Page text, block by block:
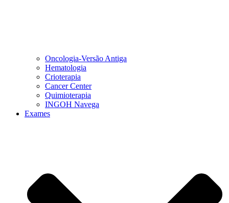
Oncologia-Versão Antiga
Hematologia
Crioterapia
Cancer Center
Quimioterapia
INGOH Navega
Exames